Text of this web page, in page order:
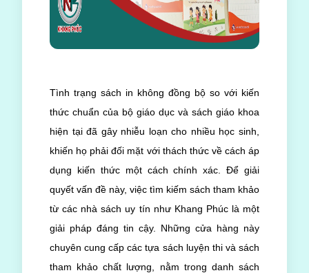
Tình trạng sách in không đồng bộ so với kiến
thức chuẩn của bộ giáo dục và sách giáo khoa
hiện tại đã gây nhiễu loạn cho nhiều học sinh,
khiến họ phải đối mặt với thách thức về cách áp
dụng kiến thức một cách chính xác. Để giải
quyết vấn đề này, việc tìm kiếm sách tham khảo
từ các nhà sách uy tín như Khang Phúc là một
giải pháp đáng tin cậy. Những cửa hàng này
chuyên cung cấp các tựa sách luyện thi và sách
tham khảo chất lượng, nằm trong danh sách